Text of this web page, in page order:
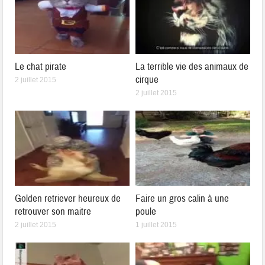
Le chat pirate
2 juillet 2015
La terrible vie des animaux de
cirque
2 juillet 2015
Golden retriever heureux de
retrouver son maitre
2 juillet 2015
Faire un gros calin à une
poule
1 juillet 2015